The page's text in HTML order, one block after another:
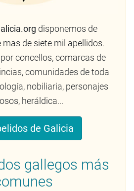
disponemos de
de siete mil apellidos.
concellos, comarcas de
comunidades de toda
nobiliaria, personajes
heráldica...
de Galicia
gallegos más